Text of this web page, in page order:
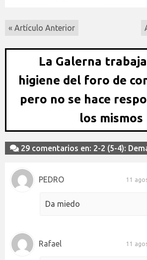
« Artículo Anterior
La Galerna
higiene del foro de
pero no se hace
los mismos
29 comentarios en: 2-2 (5-4):
PEDRO 11
Da miedo
Rafael 11